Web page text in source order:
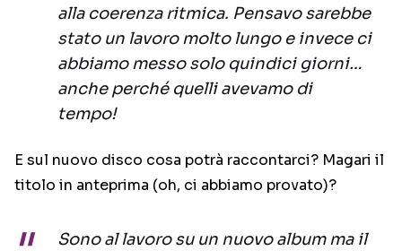
alla coerenza ritmica. Pensavo sarebbe
stato un lavoro molto lungo e invece ci
abbiamo messo solo quindici giorni…
anche perché quelli avevamo di
tempo!
E sul nuovo disco cosa potrà raccontarci? Magari il
titolo in anteprima (oh, ci abbiamo provato)?
Sono al lavoro su un nuovo album ma il